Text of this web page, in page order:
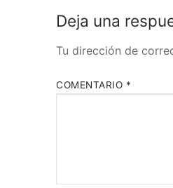
Deja una
Tu dirección de
COMENTARIO *